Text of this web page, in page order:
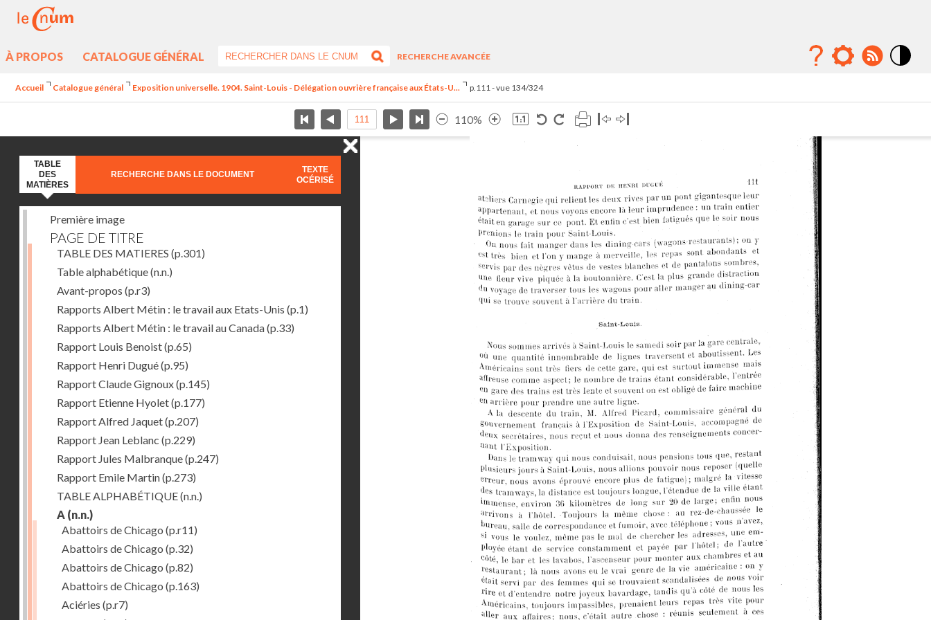
À PROPOS CATALOGUE GÉNÉRAL
RECHERCHE AVANCÉE
Accueil Catalogue général Exposition universelle. 1904. Saint-Louis - Délégation ouvrière française aux États-U... p.111 - vue 134/324
110%
TABLE
DES
MATIÈRES
RECHERCHE DANS LE DOCUMENT
TEXTE
OCÉRISÉ
Première image
PAGE DE TITRE
TABLE DES MATIERES (p.301)
Table alphabétique(n.n.)
Avant-propos (p.r3)
Rapports Albert Métin : le travail aux Etats-Unis (p.1)
Rapports Albert Métin : le travail au Canada(p.33)
Rapport Louis Benoist(p.65)
Rapport Henri Dugué(p.95)
Rapport Claude Gignoux(p.145)
Rapport Etienne Hyolet(p.177)
Rapport Alfred Jaquet(p.207)
Rapport Jean Leblanc (p.229)
Rapport Jules Malbranque(p.247)
Rapport Emile Martin(p.273)
TABLE ALPHABÉTIQUE(n.n.)
A (n.n.)
Abattoirs de Chicago (p.r11)
Abattoirs de Chicago (p.32)
Abattoirs de Chicago (p.82)
Abattoirs de Chicago (p.163)
Aciéries (p.r7)